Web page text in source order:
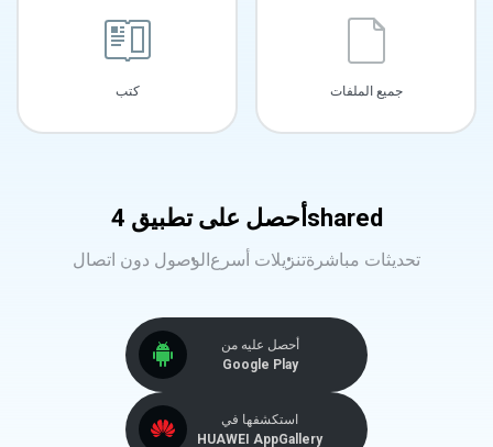
كتب جميع الملفات
أحصل على تطبيق 4shared
الوصول دون اتصالتنزيلات أسرعتحديثات مباشرة
أحصل عليه من
Google Play
استكشفها في
HUAWEI AppGallery